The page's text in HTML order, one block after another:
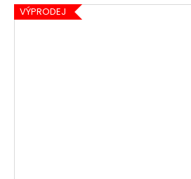
VÝPRODEJ